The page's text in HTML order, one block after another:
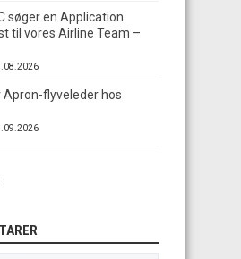
søger en Application
til vores Airline Team –
Apron-flyveleder hos